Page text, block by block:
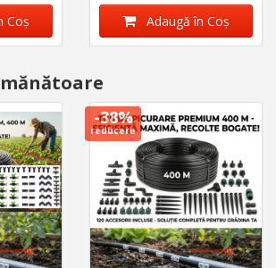
Coş Adaugă în Coş
-38%
reducere